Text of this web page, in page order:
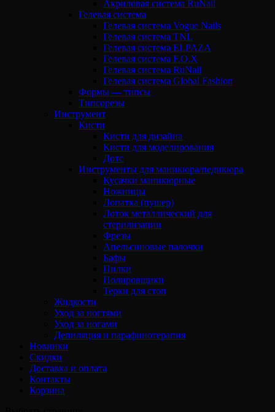
Акриловая система RuNail
Гелевая система
Гелевая система Vogue Nails
Гелевая система TNL
Гелевая система ELPAZA
Гелевая система F.O.X
Гелевая система RuNail
Гелевая система Global Fashion
Формы — типсы
Типсорезы
Инструмент
Кисти
Кисти для дизайна
Кисти для моделирования
Дотс
Инструменты для маникюра/педикюра
Кусачки маникюрные
Ножницы
Лопатка (пушер)
Лоток металлический для
стерилизации
Фрезы
Апельсиновые палочки
Бафы
Пилки
Полировщики
Терки для стоп
Жидкости
Уход за ногтями
Уход за ногами
Депиляция и парафинотерапия
Новинки
Скидки
Доставка и оплата
Контакты
Корзина